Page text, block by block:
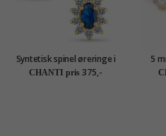
Syntetisk spinel øreringe i
forgyldt sølv
CHANTI pris 375,-
5